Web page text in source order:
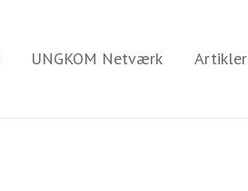
UNGKOM Netværk Artikler